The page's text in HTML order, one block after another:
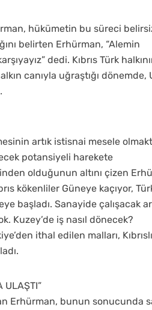
hükümetin bu süreci
belirten Erhürman, “Alemin
dedi. Kıbrıs Türk
canıyla uğraştığı dönemde,
artık istisnai mesele
potansiyeli harekete
olduğunun altını çizen
kökenliler Güneye kaçıyor,
başladı. Sanayide çalışacak
Kuzey’de iş nasıl dönecek?
ithal edilen malları, Kıbrıslı
ULAŞTI”
Erhürman, bunun sonucunda